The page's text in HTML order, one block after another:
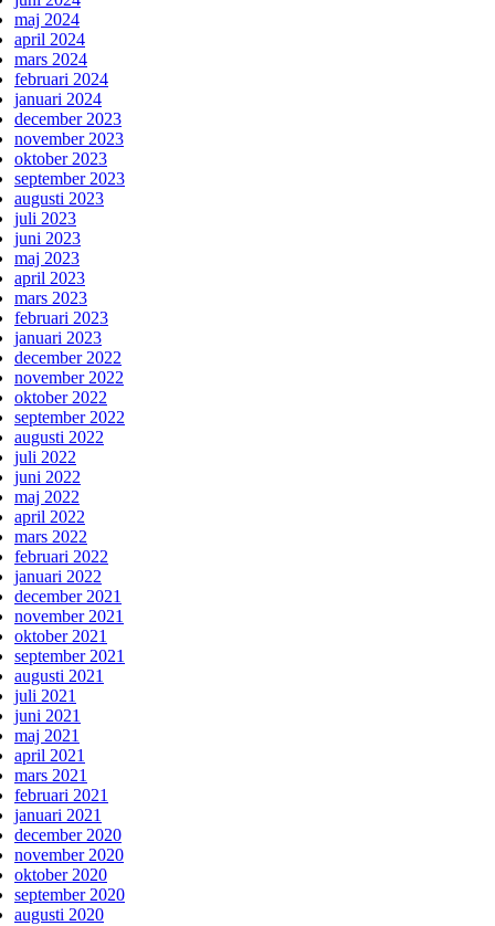
maj 2024
april 2024
mars 2024
februari 2024
januari 2024
december 2023
november 2023
oktober 2023
september 2023
augusti 2023
juli 2023
juni 2023
maj 2023
april 2023
mars 2023
februari 2023
januari 2023
december 2022
november 2022
oktober 2022
september 2022
augusti 2022
juli 2022
juni 2022
maj 2022
april 2022
mars 2022
februari 2022
januari 2022
december 2021
november 2021
oktober 2021
september 2021
augusti 2021
juli 2021
juni 2021
maj 2021
april 2021
mars 2021
februari 2021
januari 2021
december 2020
november 2020
oktober 2020
september 2020
augusti 2020